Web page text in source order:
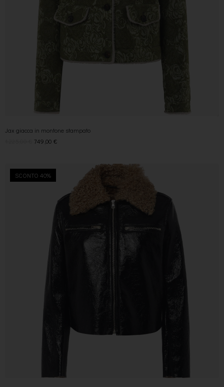
Jax giacca in montone stampato
749,00€
SCONTO 40%